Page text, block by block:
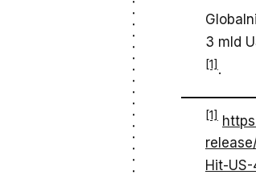
3 mld
[1] .
[1]
Hit-